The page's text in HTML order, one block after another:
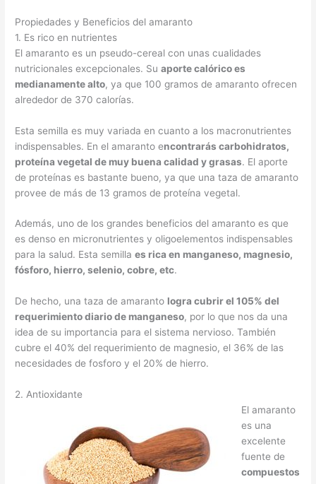
Propiedades y Beneficios del amaranto
1. Es rico en nutrientes
El amaranto es un pseudo-cereal con unas cualidades
nutricionales excepcionales. Suaporte calórico es
medianamente alto, ya que 100 gramos de amaranto ofrecen
alrededor de 370 calorías.
Esta semilla es muy variada en cuanto a los macronutrientes
indispensables. En el amaranto encontrarás carbohidratos,
proteína vegetal de muy buena calidad y grasas. El aporte
de proteínas es bastante bueno, ya que una taza de amaranto
provee de más de 13 gramos de proteína vegetal.
Además, uno de los grandes beneficios del amaranto es que
es denso en micronutrientes y oligoelementos indispensables
para la salud. Esta semillaes rica en manganeso, magnesio,
fósforo, hierro, selenio, cobre, etc.
De hecho, una taza de amaranto logra cubrir el 105% del
requerimiento diario de manganeso, por lo que nos da una
idea de su importancia para el sistema nervioso. También
cubre el 40% del requerimiento de magnesio, el 36% de las
necesidades de fosforo y el 20% de hierro.
2. Antioxidante
El amaranto
es una
excelente
fuente de
compuestos